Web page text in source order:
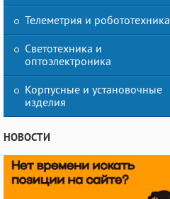
Телеметрия и робототехника
Светотехника и
оптоэлектроника
Корпусные и установочные
изделия
НОВОСТИ